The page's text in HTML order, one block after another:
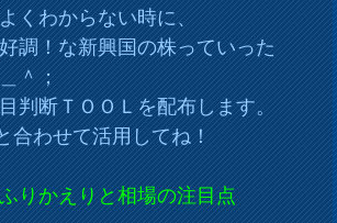
くわからない時に、
調！な新興国の株っていった
＾；
判断ＴＯＯＬを配布します。
合わせて活用してね！
かえりと相場の注目点